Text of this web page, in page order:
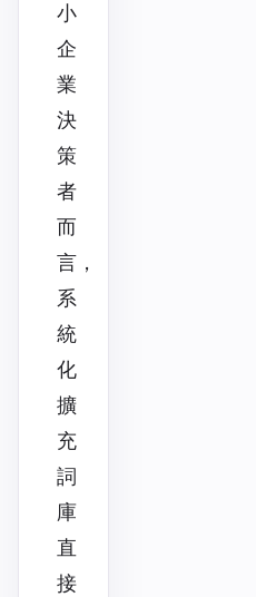
小
企
業
決
策
者
而
言，
系
統
化
擴
充
詞
庫
直
接